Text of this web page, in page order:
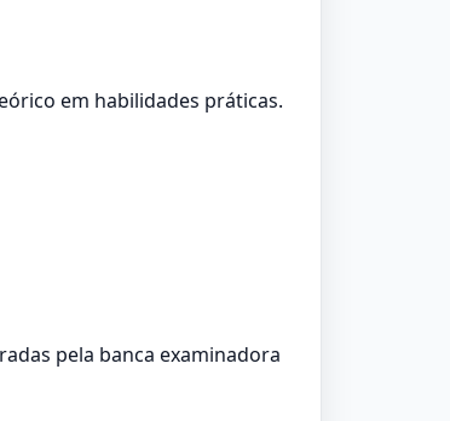
em habilidades práticas.
pela banca examinadora